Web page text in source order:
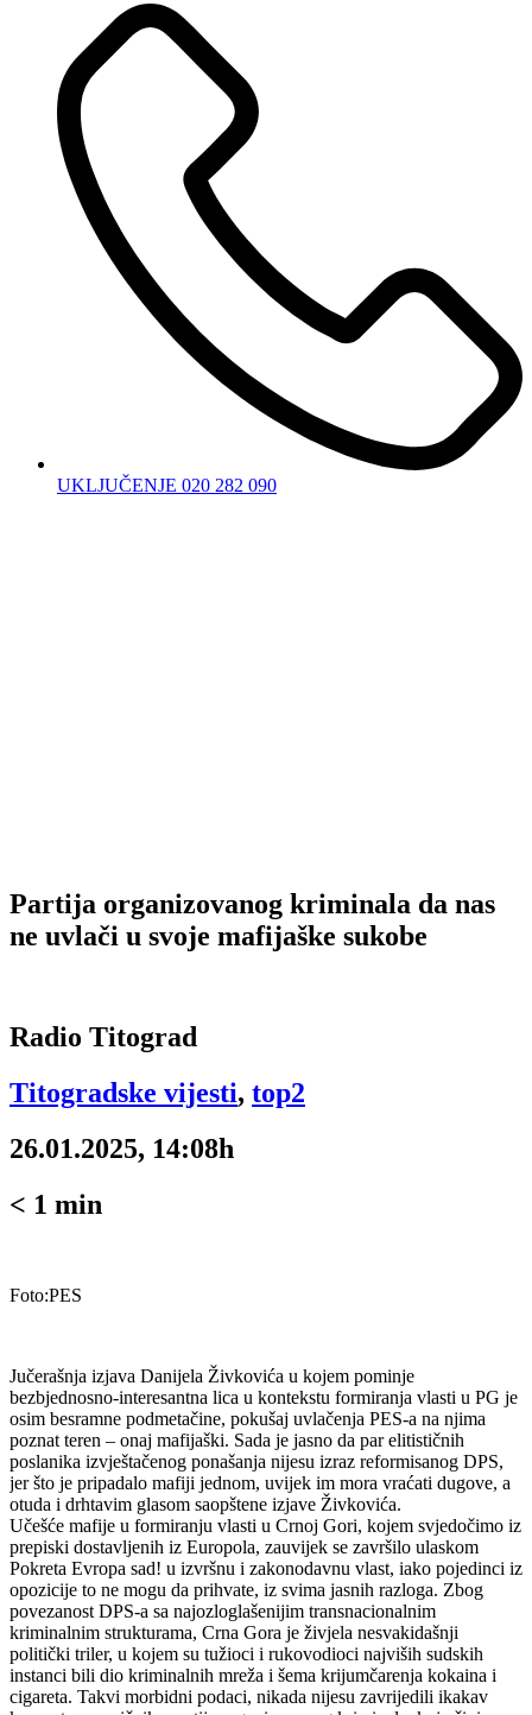
UKLJUČENJE 020 282 090
Partija organizovanog kriminala da nas
ne uvlači u svoje mafijaške sukobe
Radio Titograd
Titogradske vijesti, top2
26.01.2025, 14:08h
< 1 min
Foto:PES
Jučerašnja izjava Danijela Živkovića u kojem pominje
bezbjednosno-interesantna lica u kontekstu formiranja vlasti u PG je
osim besramne podmetačine, pokušaj uvlačenja PES-a na njima
poznat teren – onaj mafijaški. Sada je jasno da par elitističnih
poslanika izvještačenog ponašanja nijesu izraz reformisanog DPS,
jer što je pripadalo mafiji jednom, uvijek im mora vraćati dugove, a
otuda i drhtavim glasom saopštene izjave Živkovića.
Učešće mafije u formiranju vlasti u Crnoj Gori, kojem svjedočimo iz
prepiski dostavljenih iz Europola, zauvijek se završilo ulaskom
Pokreta Evropa sad! u izvršnu i zakonodavnu vlast, iako pojedinci iz
opozicije to ne mogu da prihvate, iz svima jasnih razloga. Zbog
povezanost DPS-a sa najozloglašenijim transnacionalnim
kriminalnim strukturama, Crna Gora je živjela nesvakidašnji
politički triler, u kojem su tužioci i rukovodioci najviših sudskih
instanci bili dio kriminalnih mreža i šema krijumčarenja kokaina i
cigareta. Takvi morbidni podaci, nikada nijesu zavrijedili ikakav